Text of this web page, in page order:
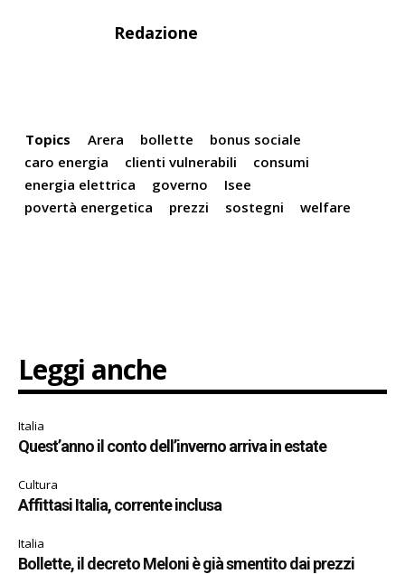
Redazione
Topics Arera bollette
bonus sociale
caro energia
clienti vulnerabili
consumi
energia elettrica
governo
Isee
povertà energetica
prezzi sostegni welfare
Leggi anche
Italia
Quest’anno il conto dell’inverno arriva in estate
Cultura
Affittasi Italia, corrente inclusa
Italia
Bollette, il decreto Meloni è già smentito dai prezzi